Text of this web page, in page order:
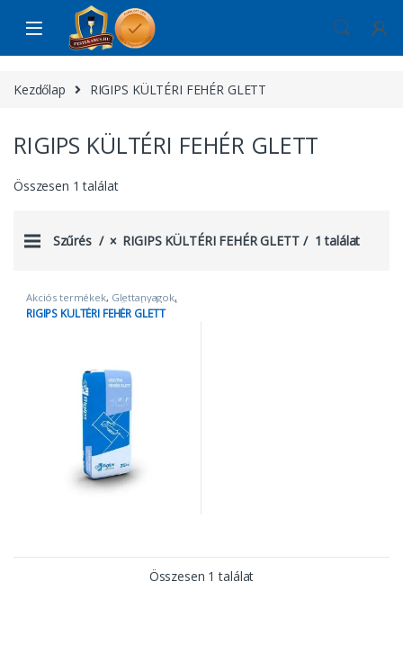
Skip to navigation
Skip to content
Kezdőlap RIGIPS KÜLTÉRI FEHÉR GLETT
RIGIPS KÜLTÉRI FEHÉR GLETT
Összesen 1 találat
Szűrés RIGIPS KÜLTÉRI FEHÉR GLETT 1 találat
Akciós termékek, Glettanyagok,
külső glett, RIGIPS KÜLTÉRI FEHÉR
GLETT
RIGIPS KÜLTÉRI FEHÉR GLETT
Összesen 1 találat